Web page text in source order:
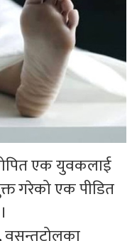
एक युवकलाई
गरेको एक पीडित